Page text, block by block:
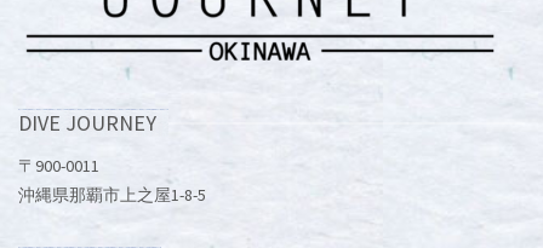
DIVE JOURNEY
〒900-0011
沖縄県那覇市上之屋1-8-5